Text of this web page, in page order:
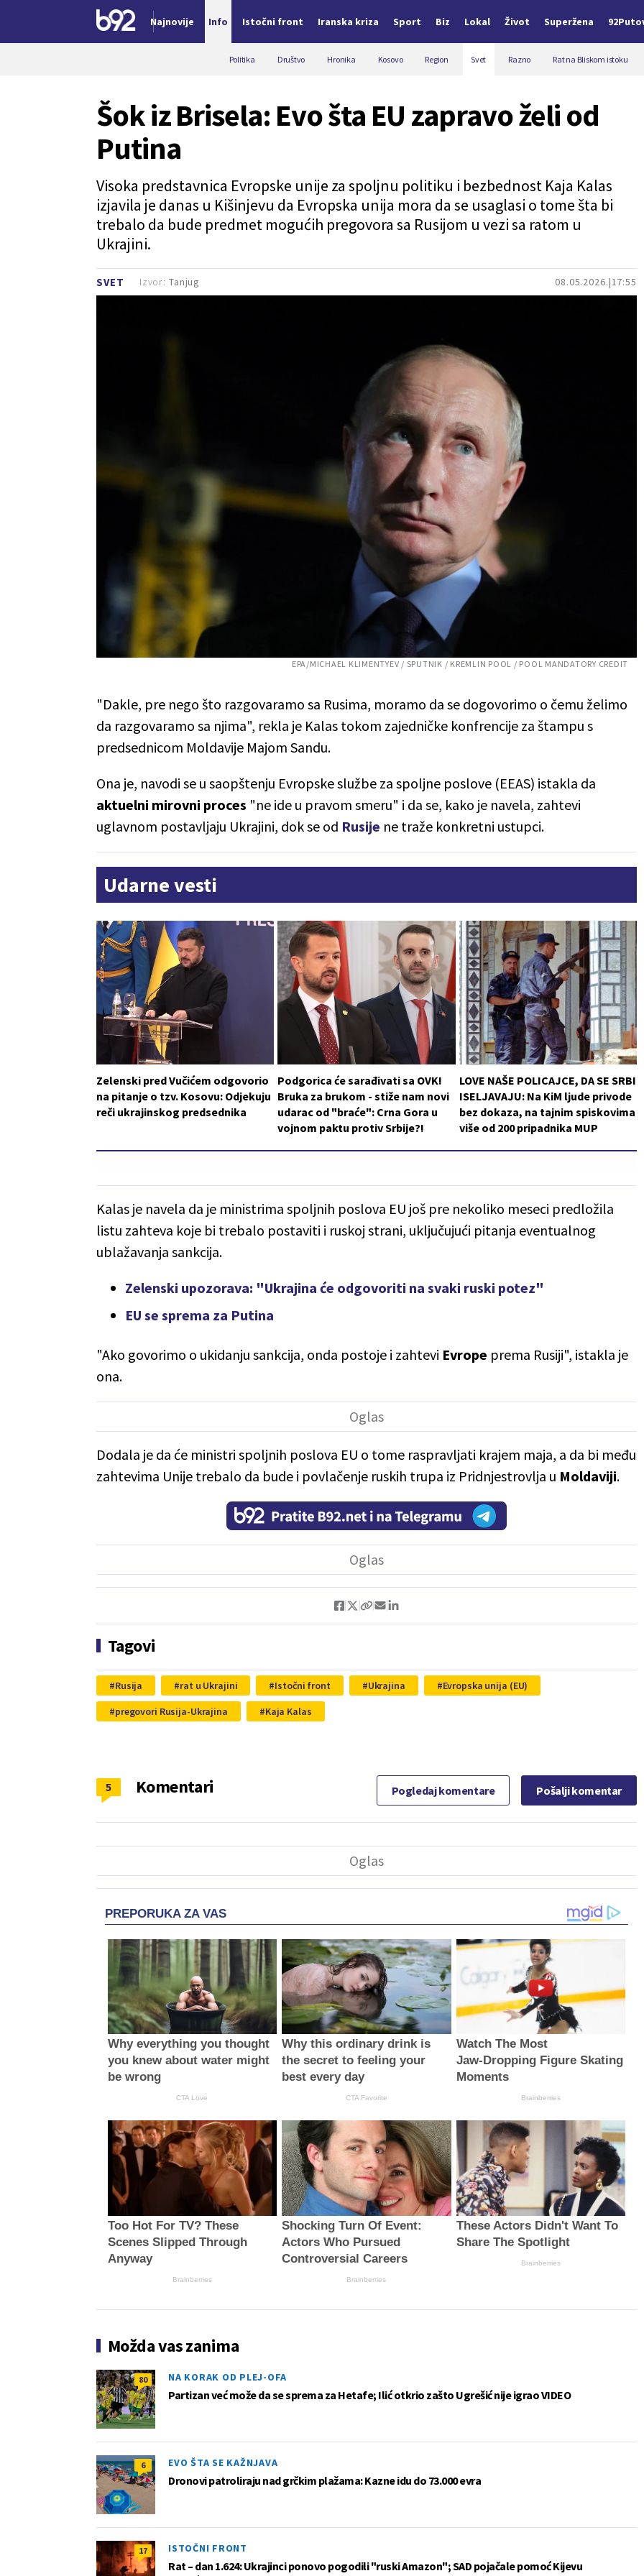
Najnovije Info Istočni front Iranska kriza Sport Biz Lokal Život Superžena
Politika Društvo Hronika Kosovo Region Svet Razno Rat na Bliskom istoku
SVET 08.05.2026. 17:55
Šok iz Brisela: Evo šta EU zapravo želi od
Putina
Visoka predstavnica Evropske unije za spoljnu politiku i bezbednost Kaja Kalas
izjavila je danas u Kišinjevu da Evropska unija mora da se usaglasi o tome šta bi
trebalo da bude predmet mogućih pregovora sa Rusijom u vezi sa ratom u
Ukrajini.
Izvor: Tanjug
EPA/MICHAEL KLIMENTYEV / SPUTNIK / KREMLIN POOL / POOL MANDATORY CREDIT
"Dakle, pre nego što razgovaramo sa Rusima, moramo da se dogovorimo o čemu želimo
da razgovaramo sa njima", rekla je Kalas tokom zajedničke konfrencije za štampu s
predsednicom Moldavije Majom Sandu.
Ona je, navodi se u saopštenju Evropske službe za spoljne poslove (EEAS) istakla da
aktuelni mirovni proces "ne ide u pravom smeru" i da se, kako je navela, zahtevi
uglavnom postavljaju Ukrajini, dok se od Rusije ne traže konkretni ustupci.
Udarne vesti
Zelenski pred Vučićem odgovorio
na pitanje o tzv. Kosovu: Odjekuju
reči ukrajinskog predsednika
Podgorica će sarađivati sa OVK!
Bruka za brukom - stiže nam novi
udarac od "braće": Crna Gora u
vojnom paktu protiv Srbije?!
LOVE NAŠE POLICAJCE, DA SE SRBI
ISELJAVAJU: Na KiM ljude privode
bez dokaza, na tajnim spiskovima
više od 200 pripadnika MUP
Kalas je navela da je ministrima spoljnih poslova EU još pre nekoliko meseci predložila
listu zahteva koje bi trebalo postaviti i ruskoj strani, uključujući pitanja eventualnog
ublažavanja sankcija.
Zelenski upozorava: "Ukrajina će odgovoriti na svaki ruski potez"
EU se sprema za Putina
"Ako govorimo o ukidanju sankcija, onda postoje i zahtevi Evrope prema Rusiji", istakla je
ona.
Dodala je da će ministri spoljnih poslova EU o tome raspravljati krajem maja, a da bi među
zahtevima Unije trebalo da bude i povlačenje ruskih trupa iz Pridnjestrovlja u Moldaviji.
Tagovi
Rusija rat u Ukrajini Istočni front Ukrajina
Evropska unija (EU)
pregovori Rusija-Ukrajina
Kaja Kalas
Komentari
5 Pogledaj komentare Pošalji komentar
PREPORUKA ZA VAS
Why everything you thought
you knew about water might
be wrong
CTA Love
Why this ordinary drink is
the secret to feeling your
best every day
CTA Favorite
Watch The Most
Jaw‑Dropping Figure Skating
Moments
Brainberries
Too Hot For TV? These
Scenes Slipped Through
Anyway
Brainberries
Shocking Turn Of Event:
Actors Who Pursued
Controversial Careers
Brainberries
These Actors Didn't Want To
Share The Spotlight
Brainberries
Možda vas zanima
80 NA KORAK OD PLEJ-OFA
Partizan već može da se sprema za Hetafe; Ilić otkrio zašto Ugrešić nije igrao VIDEO
6 EVO ŠTA SE KAŽNJAVA
Dronovi patroliraju nad grčkim plažama: Kazne idu do 73.000 evra
17 ISTOČNI FRONT
Rat – dan 1.624: Ukrajinci ponovo pogodili "ruski Amazon"; SAD pojačale pomoć Kijevu